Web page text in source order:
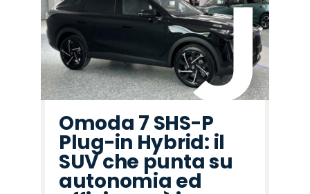
Omoda 7 SHS-P
Plug-in Hybrid: il
SUV che punta su
autonomia ed